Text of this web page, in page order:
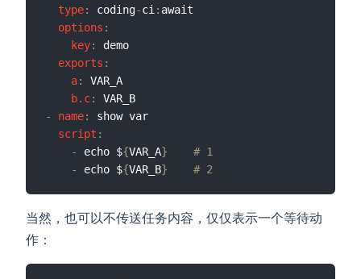
type: coding-ci: await
options :
key:
demo
exports :
a:
VAR_A
b.c:
-
name:
show var
script :
-
echo ${VAR_A}
# 1
-
echo ${VAR_B} # 2
当然，也可以不传送任务内容，仅仅表示一个等待动
作：